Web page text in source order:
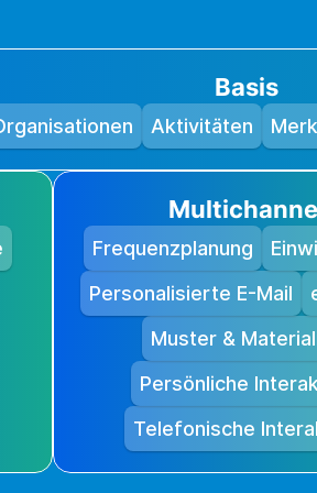
Basis
Aktivitäten
Frequenzplanung
Personalisierte E-Mail
Muster &
Persönliche
Telefonische